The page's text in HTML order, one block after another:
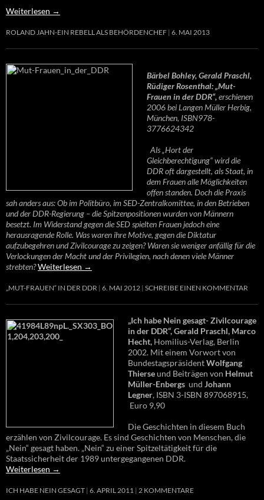
Weiterlesen →
ROLAND JAHN-EIN REBELL ALS BEHÖRDENCHEF 6. MAI 2013
Bärbel Bohley, Gerald Praschl,
Rüdiger Rosenthal: „Mut-
Frauen in der DDR“,erschienen
2006 bei Langen Müller Herbig,
München, ISBN978-
3776624342
Als „Hort der
Gleichberechtigung“ wird die
DDR oft dargestellt, als Staat, in
dem Frauen alle Möglichkeiten
offen standen. Doch die Praxis
sah anders aus: Ob im Politbüro, im SED-Zentralkomittee, in den Betrieben
und der DDR-Regierung – die Spitzenpositionen wurden von Männern
besetzt. Im Widerstand gegen die SED spielten Frauen jedoch eine
herausragende Rolle. Was waren ihre Motive, gegen die Diktatur
aufzubegehren und Zivilcourage zu zeigen? Waren sie weniger anfällig für die
Verlockungen der Macht und der Privilegien, nach denen viele Männer
strebten?Weiterlesen →
„MUT-FRAUEN“ IN DER DDR 6. MAI 2012 SCHREIBE EINEN KOMMENTAR
„Ich habe Nein gesagt- Zivilcourage
in der DDR“, Gerald Praschl, Marco
Hecht, Homilius-Verlag, Berlin
2002. Mit einem Vorwort von
BundestagspräsidentWolfgang
Thierseund Beiträgen von Helmut
Müller-Enbergs und Johann
Legner, ISBN 3-ISBN 897068915,
Euro 9,90
Die Geschichten in diesem Buch
erzählen von Zivilcourage. Es sind Geschichten von Menschen, die
„Nein“ gesagt haben. „Nein“ zu einer Spitzeltätigkeit für die
Staatssicherheit der 1989 untergegangenen DDR.
Weiterlesen →
ICH HABE NEIN GESAGT 6. APRIL 2011 2 KOMMENTARE